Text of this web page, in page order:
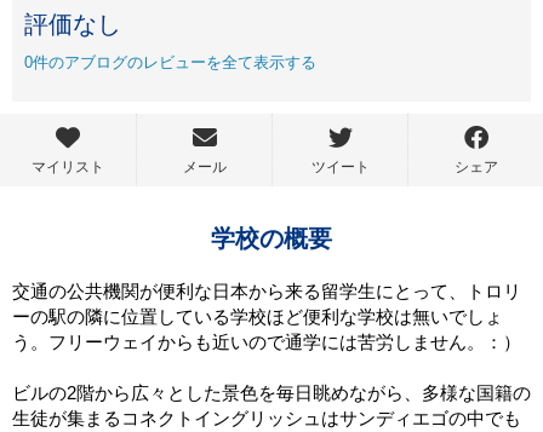
評価なし
0件のアブログのレビューを全て表示する
マイリスト メール ツイート シェア
学校の概要
交通の公共機関が便利な日本から来る留学生にとって、トロリ
ーの駅の隣に位置している学校ほど便利な学校は無いでしょ
う。フリーウェイからも近いので通学には苦労しません。：）
ビルの2階から広々とした景色を毎日眺めながら、多様な国籍の
生徒が集まるコネクトイングリッシュはサンディエゴの中でも